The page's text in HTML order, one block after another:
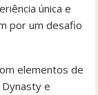
única e
por um desafio
elementos de
Dynasty e